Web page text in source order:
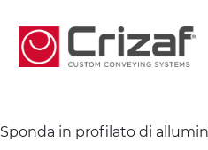
Sponda in profilato di